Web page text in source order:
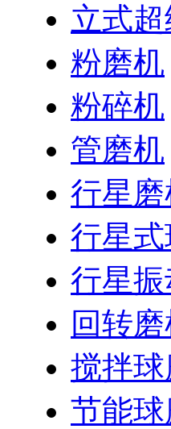
立式
粉磨机
粉碎机
管磨机
行星磨
行星
行星
回转
搅拌
节能